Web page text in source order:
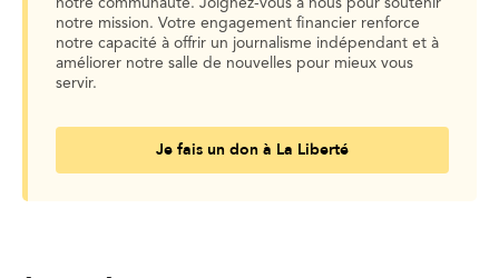
notre mission. Votre engagement financier renforce
notre capacité à offrir un journalisme indépendant et à
améliorer notre salle de nouvelles pour mieux vous
servir.
Je fais un don à La Liberté